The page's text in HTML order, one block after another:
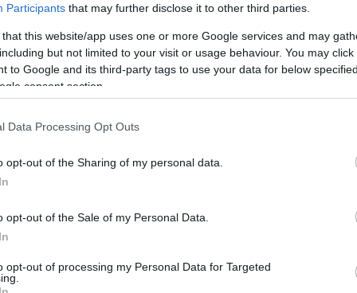
Participants that may further disclose it to other third parties.
that this website/app uses one or more Google services and may
but not limited to your visit or usage behaviour. You may
to Google and its third-party tags to use your data for below
consent section.
Data Processing Opt Outs
opt-out of the Sharing of my personal data.
opt-out of the Sale of my Personal Data.
opt-out of processing my Personal Data for Targeted
προεκλογική δέσμευση του. Το πώς το έκανε και
διοίκηση έχει χρεωθεί τα δικά της λάθη και τελείωσε.
συμβουλίου ήταν:ενημέρωση για τις
χαρτί του Αρχαιολογικού Συμβουλίου Κυκλάδων
πως θα καθυστερήσει κι άλλο την χωροθέτηση σε
φως θεωρώντας πως δεν υπάρχουν αρχαία.
Και ορθώς επισημανθηκε αυτό στην εισήγηση.
Ποιοι είναι αρμόδιοι να αποφασίσουν σε αυτήν
της Αποκεντρωμένης που θα κρίνει τελικά και την